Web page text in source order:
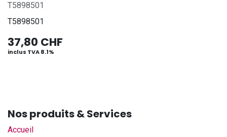
T5898501
T5898501
37,80 CHF
inclus TVA 8.1%
Nos produits & Services
Accueil